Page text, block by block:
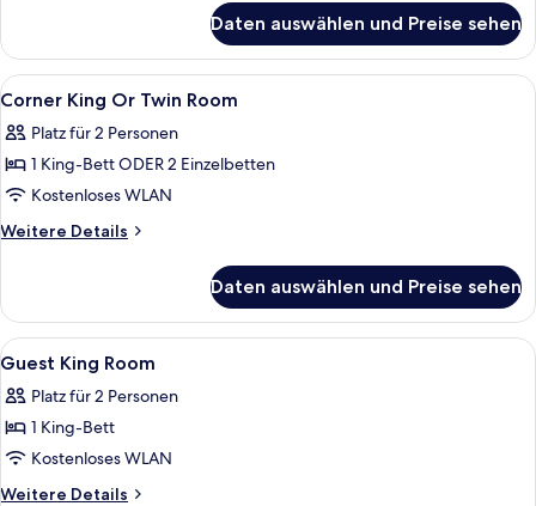
barrierefrei
(Weekly
Housekeeping)
Daten auswählen und Preise sehen
Alle
Fotos
für
Corner
King
Or
anzeigen
Ein Hotelzimmer mit zwei Betten,
4
Corner King Or Twin Room
Platz für 2 Personen
1 King-Bett ODER 2 Einzelbetten
Kostenloses WLAN
Weitere Details
Weitere
King
Or
Twin
Daten auswählen und Preise sehen
Alle
Fotos
für
Guest
King
Room
Ein Hotelzimmer mit einem großen
11
Guest King Room
Platz für 2 Personen
1 King-Bett
Kostenloses WLAN
Weitere Details
Weitere